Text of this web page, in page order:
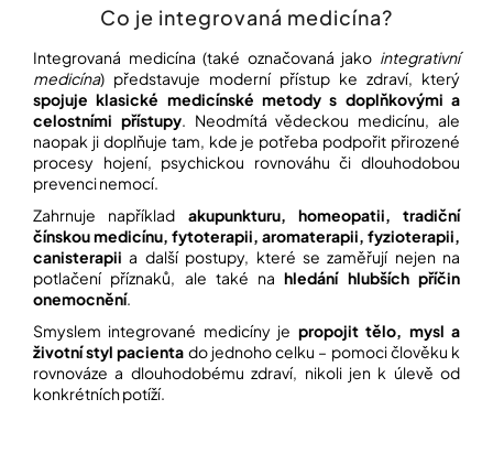
Přihlášení
Co je integrovaná medicína?
Integrovaná medicína (také označovaná jako integrativní
medicína) představuje moderní přístup ke zdraví, který
spojuje klasické medicínské metody s doplňkovými a
celostními přístupy. Neodmítá vědeckou medicínu, ale
naopak ji doplňuje tam, kde je potřeba podpořit přirozené
procesy hojení, psychickou rovnováhu či dlouhodobou
prevenci nemocí.
Zahrnuje například akupunkturu, homeopatii, tradiční
čínskou medicínu, fytoterapii, aromaterapii, fyzioterapii,
canisterapii a další postupy, které se zaměřují nejen na
potlačení příznaků, ale také nahledání hlubších příčin
onemocnění.
Smyslem integrované medicíny je propojit tělo, mysl a
životní styl pacienta do jednoho celku – pomoci člověku k
rovnováze a dlouhodobému zdraví, nikoli jen k úlevě od
konkrétních potíží.